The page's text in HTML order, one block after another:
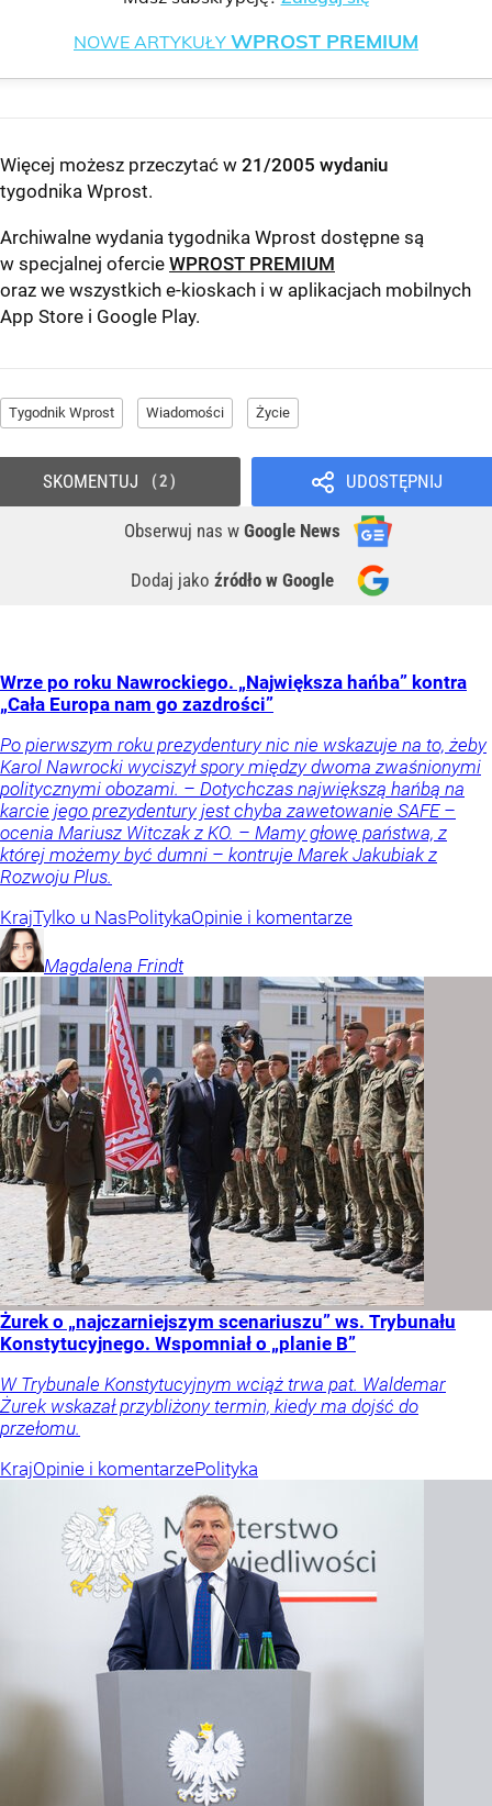
NOWE ARTYKUŁY WPROST PREMIUM
Więcej możesz przeczytać w 21/2005 wydaniu
tygodnika Wprost.
Archiwalne wydania tygodnika Wprost dostępne są
w specjalnej ofercie WPROST PREMIUM
oraz we wszystkich e-kioskach i w aplikacjach mobilnych
App Store i Google Play.
Tygodnik Wprost Wiadomości Życie
UDOSTĘPNIJ
Obserwuj nas w Google News
Dodaj jako źródło w Google
SKOMENTUJ 2
Wrze po roku Nawrockiego. „Największa hańba” kontra
„Cała Europa nam go zazdrości”
Po pierwszym roku prezydentury nic nie wskazuje na to, żeby
Karol Nawrocki wyciszył spory między dwoma zwaśnionymi
politycznymi obozami. – Dotychczas największą hańbą na
karcie jego prezydentury jest chyba zawetowanie SAFE –
ocenia Mariusz Witczak z KO. – Mamy głowę państwa, z
której możemy być dumni – kontruje Marek Jakubiak z
Rozwoju Plus.
KrajTylko u NasPolitykaOpinie i komentarze
Magdalena Frindt
Żurek o „najczarniejszym scenariuszu” ws. Trybunału
Konstytucyjnego. Wspomniał o „planie B”
W Trybunale Konstytucyjnym wciąż trwa pat. Waldemar
Żurek wskazał przybliżony termin, kiedy ma dojść do
przełomu.
KrajOpinie i komentarzePolityka